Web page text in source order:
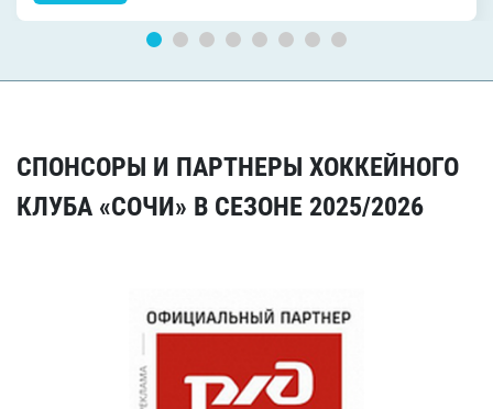
СПОНСОРЫ И ПАРТНЕРЫ ХОККЕЙНОГО
КЛУБА «СОЧИ» В СЕЗОНЕ 2025/2026